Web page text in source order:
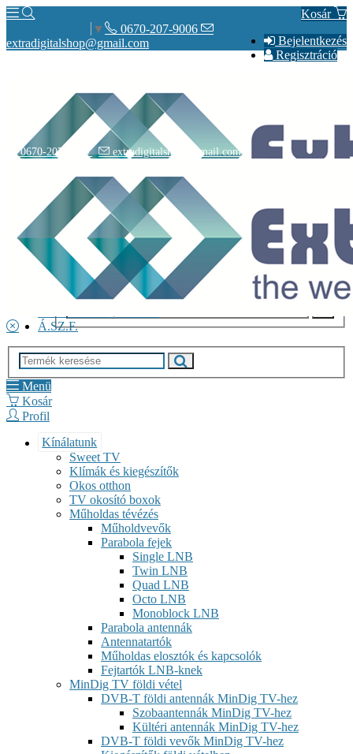
Kosár
Bejelentkezés
Regisztráció
▼
0670-207-9006
extradigitalshop@gmail.com
Rólunk
Elérhetőségeink
Vásárlás
Szállítás
Á.SZ.F.
0670-207-9006 extradigitalshop@gmail.com
Menü
Kosár
Profil
Kínálatunk
Sweet TV
Klímák és kiegészítők
Okos otthon
TV okosító boxok
Műholdas tévézés
Műholdvevők
Parabola fejek
Single LNB
Twin LNB
Quad LNB
Octo LNB
Monoblock LNB
Parabola antennák
Antennatartók
Műholdas elosztók és kapcsolók
Fejtartók LNB-knek
MinDig TV földi vétel
DVB-T földi antennák MinDig TV-hez
Szobaantennák MinDig TV-hez
Kültéri antennák MinDig TV-hez
DVB-T földi vevők MinDig TV-hez